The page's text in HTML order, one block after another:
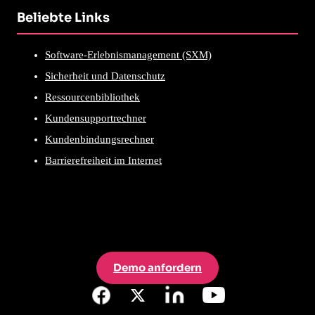
Beliebte Links
Software-Erlebnismanagement (SXM)
Sicherheit und Datenschutz
Ressourcenbibliothek
Kundensupportrechner
Kundenbindungsrechner
Barrierefreiheit im Internet
Demo anfordern